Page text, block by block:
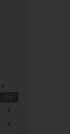
»
Do
2
9